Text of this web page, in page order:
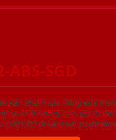
ABS-SGD
sản phẩm các dòng cửa
chất lượng cao, giá
ĐÃI CAO đi kèm với sự đa